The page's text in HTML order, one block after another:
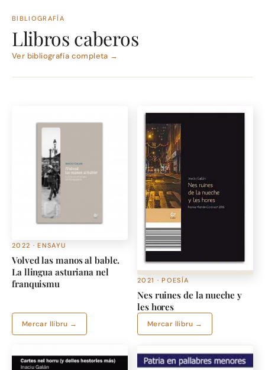
BIBLIOGRAFÍA
Llibros caberos
Ver bibliografía completa →
2022 · ENSAYU
Volved las manos al bable.
La llingua asturiana nel
franquismu
Mercar llibru →
2021 · POESÍA
Nes ruines de la nueche y
les hores
Mercar llibru →